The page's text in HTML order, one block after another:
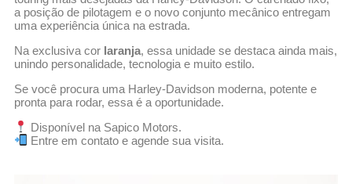
a posição de pilotagem e o novo conjunto mecânico entregam
uma experiência única na estrada.
Na exclusiva cor laranja, essa unidade se destaca ainda mais,
unindo personalidade, tecnologia e muito estilo.
Se você procura uma Harley-Davidson moderna, potente e
pronta para rodar, essa é a oportunidade.
Disponível na Sapico Motors.
Entre em contato e agende sua visita.